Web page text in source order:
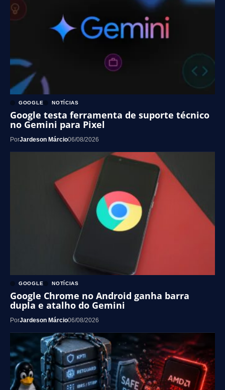
GOOGLE NOTÍCIAS
Google testa ferramenta de suporte técnico
no Gemini para Pixel
PorJardeson Márcio06/08/2026
GOOGLE NOTÍCIAS
Google Chrome no Android ganha barra
dupla e atalho do Gemini
PorJardeson Márcio06/08/2026